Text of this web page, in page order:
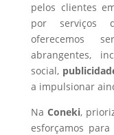
pelos clientes
por serviços
oferecemos
abrangentes,
social,
a impulsionar
Na Coneki,
esforçamos